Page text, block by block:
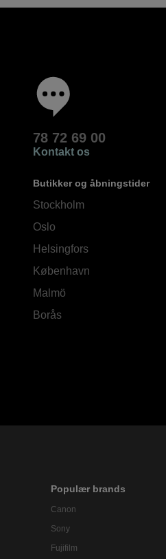
78 72 69 00
Kontakt os
Butikker og åbningstider
Stockholm
Oslo
Helsingfors
København
Malmö
Borås
Populær brands
Canon
Sony
Fujifilm